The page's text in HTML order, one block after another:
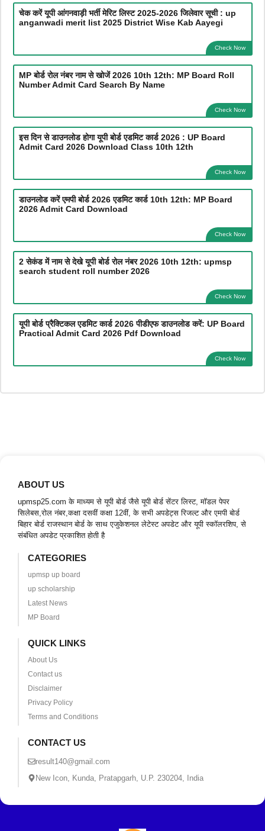
चेक करें यूपी आंगनवाड़ी भर्ती मेरिट लिस्ट 2025-2026 जिलेवार सूची : up
anganwadi merit list 2025 District Wise Kab Aayegi
Check Now
MP बोर्ड रोल नंबर नाम से खोजें 2026 10th 12th: MP Board Roll
Number Admit Card Search By Name
Check Now
इस दिन से डाउनलोड होगा यूपी बोर्ड एडमिट कार्ड 2026 : UP Board
Admit Card 2026 Download Class 10th 12th
Check Now
डाउनलोड करें एमपी बोर्ड 2026 एडमिट कार्ड 10th 12th: MP Board
2026 Admit Card Download
Check Now
2 सेकंड में नाम से देखे यूपी बोर्ड रोल नंबर 2026 10th 12th: upmsp
search student roll number 2026
Check Now
यूपी बोर्ड प्रैक्टिकल एडमिट कार्ड 2026 पीडीएफ डाउनलोड करें: UP Board
Practical Admit Card 2026 Pdf Download
Check Now
ABOUT US
upmsp25.com के माध्यम से यूपी बोर्ड जैसे यूपी बोर्ड सेंटर लिस्ट, मॉडल पेपर
सिलेबस,रोल नंबर,कक्षा दसवीं कक्षा 12वीं, के सभी अपडेट्स रिजल्ट और एमपी बोर्ड
बिहार बोर्ड राजस्थान बोर्ड के साथ एजुकेशनल लेटेस्ट अपडेट और यूपी स्कॉलरशिप, से
संबंधित अपडेट प्रकाशित होती है
CATEGORIES
upmsp up board
up scholarship
Latest News
MP Board
QUICK LINKS
About Us
Contact us
Disclaimer
Privacy Policy
Terms and Conditions
CONTACT US
result140@gmail.com
New Icon, Kunda, Pratapgarh, U.P. 230204, India